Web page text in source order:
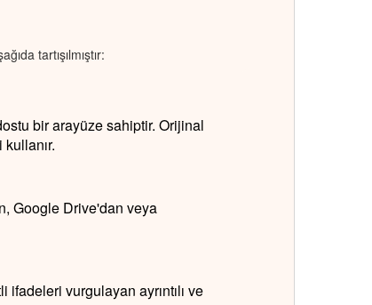
tartışılmıştır:
bir arayüze sahiptir. Orijinal
Google Drive'dan veya
vurgulayan ayrıntılı ve